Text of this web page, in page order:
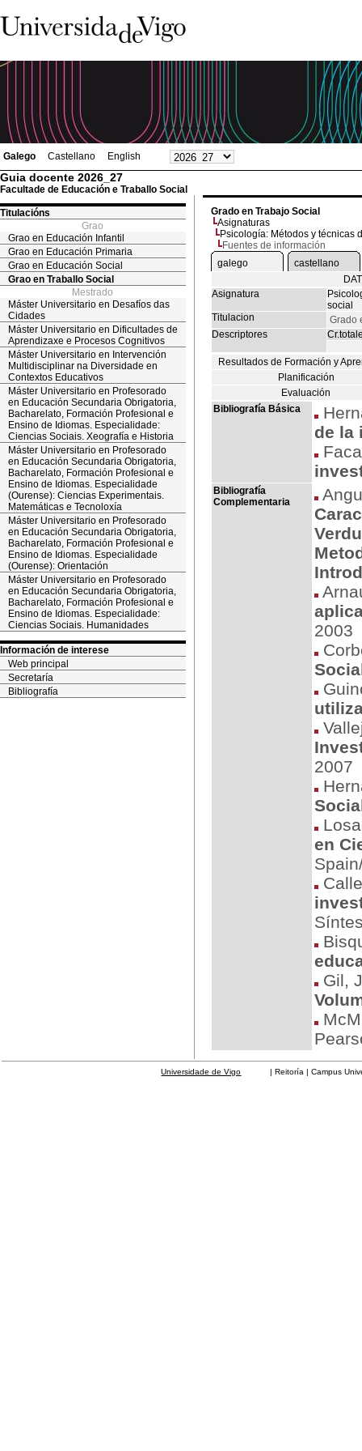
Galego Castellano English
Guia docente 2026_27
Facultade de Educación e Traballo Social
Titulacións
Grao
Grao en Educación Infantil
Grao en Educación Primaria
Grao en Educación Social
Grao en Traballo Social
Mestrado
Máster Universitario en Desafíos das
Cidades
Máster Universitario en Dificultades de
Aprendizaxe e Procesos Cognitivos
Máster Universitario en Intervención
Multidisciplinar na Diversidade en
Contextos Educativos
Máster Universitario en Profesorado
en Educación Secundaria Obrigatoria,
Bacharelato, Formación Profesional e
Ensino de Idiomas. Especialidade:
Ciencias Sociais. Xeografía e Historia
Máster Universitario en Profesorado
en Educación Secundaria Obrigatoria,
Bacharelato, Formación Profesional e
Ensino de Idiomas. Especialidade
(Ourense): Ciencias Experimentais.
Matemáticas e Tecnoloxía
Máster Universitario en Profesorado
en Educación Secundaria Obrigatoria,
Bacharelato, Formación Profesional e
Ensino de Idiomas. Especialidade
(Ourense): Orientación
Máster Universitario en Profesorado
en Educación Secundaria Obrigatoria,
Bacharelato, Formación Profesional e
Ensino de Idiomas. Especialidade:
Ciencias Sociais. Humanidades
Información de interese
Web principal
Secretaría
Bibliografía
Grado en Trabajo Social
Asignaturas
Psicología: Métodos y técnicas
Fuentes de información
galego
castellano
Asignatura
social
Titulacion
Grado
Descriptores
Resultados de Formación y
Planificación
Evaluación
Bibliografía Básica
de la
Bibliografía
Complementaria
2003
2007
en
Gil,
Universidade de Vigo | Reitoría | Campus